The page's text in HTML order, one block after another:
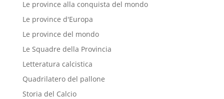
Le province alla conquista del mondo
Le province d'Europa
Le province del mondo
Le Squadre della Provincia
Letteratura calcistica
Quadrilatero del pallone
Storia del Calcio